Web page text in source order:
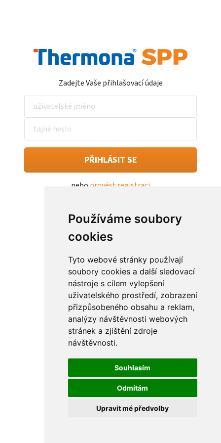
Používáme soubory
cookies
Tyto webové stránky používají
soubory cookies a další sledovací
nástroje s cílem vylepšení
uživatelského prostředí, zobrazení
přizpůsobeného obsahu a reklam,
analýzy návštěvnosti webových
stránek a zjištění zdroje
návštěvnosti.
Souhlasím
Odmítám
Upravit mé předvolby
Zadejte Vaše přihlašovací údaje
PŘIHLÁSIT SE
nebo provést registraci
CS EN
© 2020 Thermona, spol. s.r.o.